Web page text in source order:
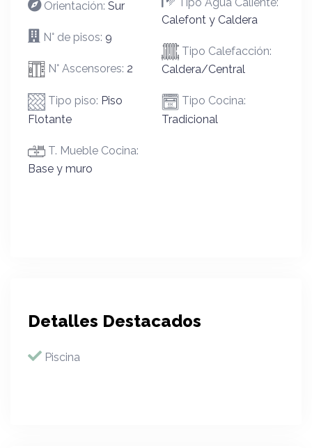
Orientación: Sur
N° de pisos: 9
N° Ascensores: 2
Tipo piso: Piso
Flotante
T. Mueble Cocina:
Base y muro
Calefont y Caldera
Tipo Calefacción:
Caldera/Central
Tipo Cocina:
Tradicional
Detalles Destacados
Piscina